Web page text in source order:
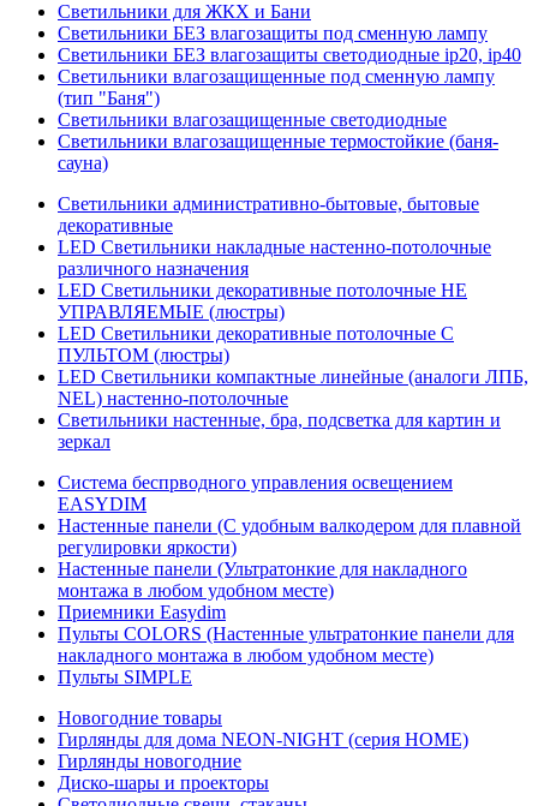
Светильники для ЖКХ и Бани
Светильники БЕЗ влагозащиты под сменную лампу
Светильники БЕЗ влагозащиты светодиодные ip20, ip40
Светильники влагозащищенные под сменную лампу
(тип "Баня")
Светильники влагозащищенные светодиодные
Светильники влагозащищенные термостойкие (баня-
сауна)
Светильники административно-бытовые, бытовые
декоративные
LED Cветильники накладные настенно-потолочные
различного назначения
LED Светильники декоративные потолочные НЕ
УПРАВЛЯЕМЫЕ (люстры)
LED Светильники декоративные потолочные С
ПУЛЬТОМ (люстры)
LED Светильники компактные линейные (аналоги ЛПБ,
NEL) настенно-потолочные
Светильники настенные, бра, подсветка для картин и
зеркал
Система беспрводного управления освещением
EASYDIM
Настенные панели (С удобным валкодером для плавной
регулировки яркости)
Настенные панели (Ультратонкие для накладного
монтажа в любом удобном месте)
Приемники Easydim
Пульты COLORS (Настенные ультратонкие панели для
накладного монтажа в любом удобном месте)
Пульты SIMPLE
Новогодние товары
Гирлянды для дома NEON-NIGHT (серия HOME)
Гирлянды новогодние
Диско-шары и проекторы